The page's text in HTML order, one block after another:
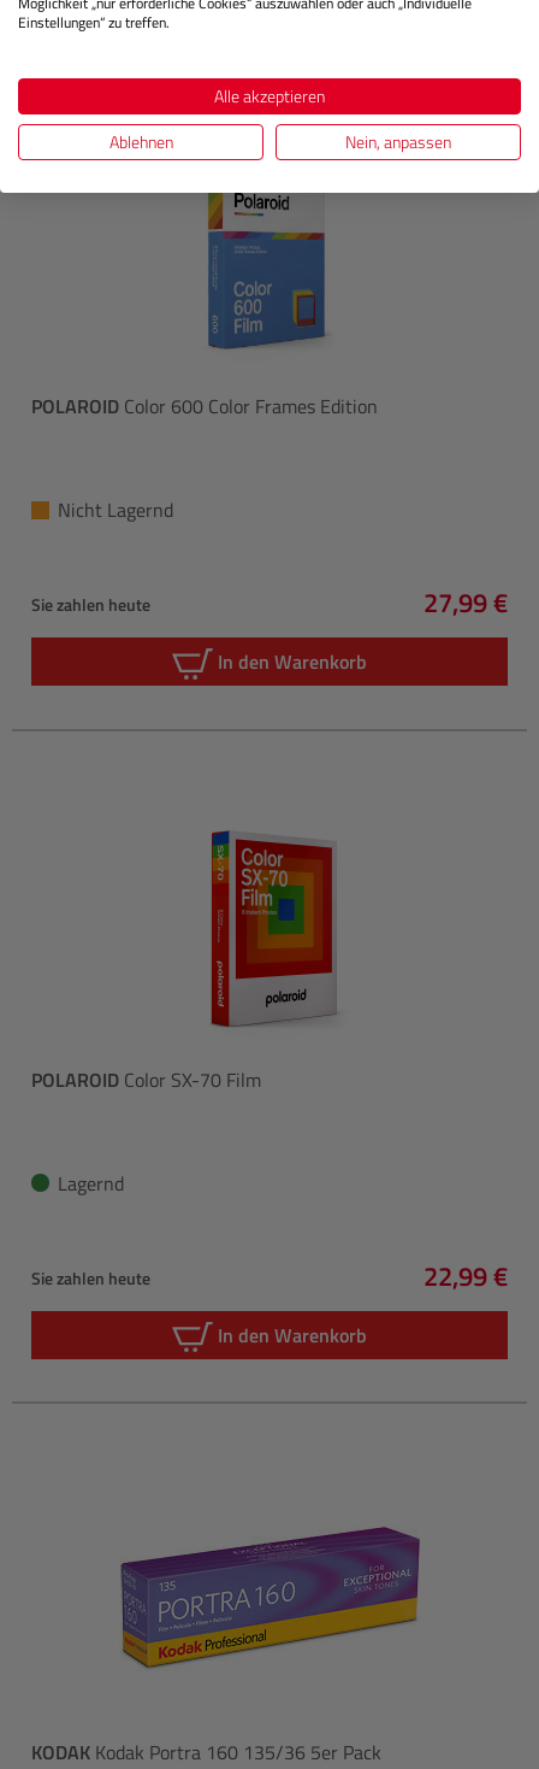
POLAROID Color 600 Color Frames Edition
Nicht Lagernd
Sie zahlen heute 27,99 €
In den Warenkorb
POLAROID Color SX-70 Film
Lagernd
Sie zahlen heute 22,99 €
In den Warenkorb
KODAK Kodak Portra 160 135/36 5er Pack
Einstellungen“ zu treffen.
Alle akzeptieren
Ablehnen
Nein, anpassen